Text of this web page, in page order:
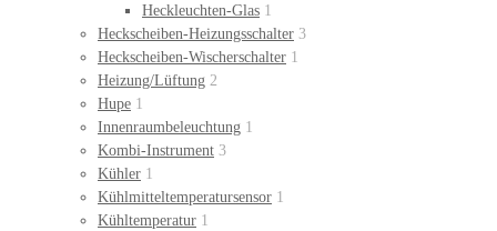
Heckleuchten-Glas 1
Heckscheiben-Heizungsschalter 3
Heckscheiben-Wischerschalter 1
Heizung/Lüftung 2
Hupe 1
Innenraumbeleuchtung 1
Kombi-Instrument 3
Kühler 1
Kühlmitteltemperatursensor 1
Kühltemperatur 1